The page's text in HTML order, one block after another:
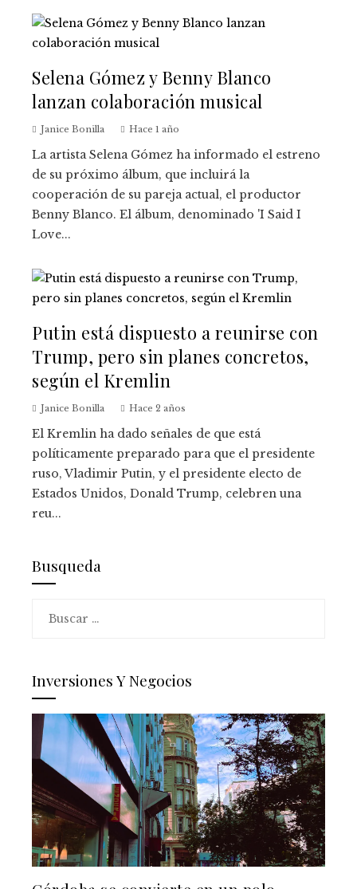
Selena Gómez y Benny Blanco
lanzan colaboración musical
Janice Bonilla Hace 1 año
La artista Selena Gómez ha informado el estreno
de su próximo álbum, que incluirá la
cooperación de su pareja actual, el productor
Benny Blanco. El álbum, denominado 'I Said I
Love...
Putin está dispuesto a reunirse con
Trump, pero sin planes concretos,
según el Kremlin
Janice Bonilla Hace 2 años
El Kremlin ha dado señales de que está
políticamente preparado para que el presidente
ruso, Vladimir Putin, y el presidente electo de
Estados Unidos, Donald Trump, celebren una
reu...
Busqueda
Inversiones Y Negocios